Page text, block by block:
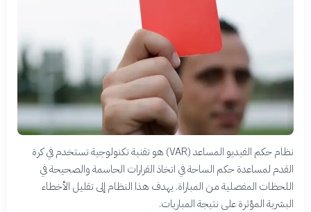
نظام حكم الفيديو المساعد (VAR) هو تقنية تكنولوجية تستخدم في كرة
القدم لمساعدة حكم الساحة في اتخاذ القرارات الحاسمة والصحيحة في
اللحظات المفصلية من المباراة. يهدف هذا النظام إلى تقليل الأخطاء
البشرية المؤثرة على نتيجة المباريات.